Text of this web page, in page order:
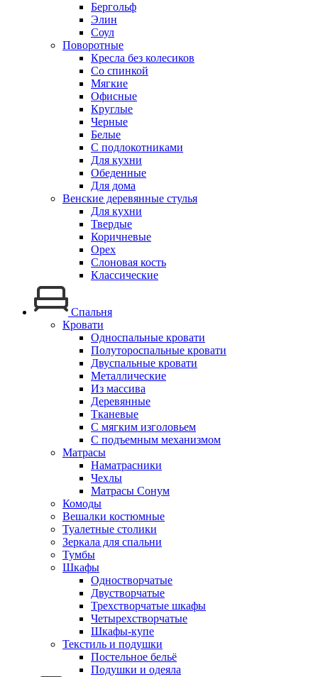
Бергольф
Элин
Соул
Поворотные
Кресла без колесиков
Со спинкой
Мягкие
Офисные
Круглые
Черные
Белые
С подлокотниками
Для кухни
Обеденные
Для дома
Венские деревянные стулья
Для кухни
Твердые
Коричневые
Орех
Слоновая кость
Классические
Спальня
Кровати
Односпальные кровати
Полутороспальные кровати
Двуспальные кровати
Металлические
Из массива
Деревянные
Тканевые
С мягким изголовьем
С подъемным механизмом
Матрасы
Наматрасники
Чехлы
Матрасы Сонум
Комоды
Вешалки костюмные
Туалетные столики
Зеркала для спальни
Тумбы
Шкафы
Одностворчатые
Двустворчатые
Трехстворчатые шкафы
Четырехстворчатые
Шкафы-купе
Текстиль и подушки
Постельное бельё
Подушки и одеяла